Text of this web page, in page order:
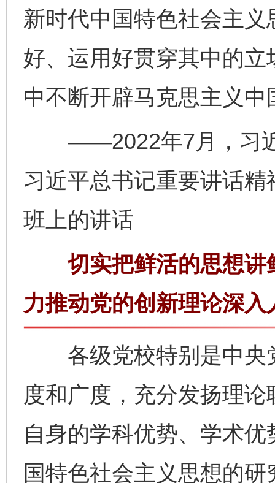
新时代中国特色社会主
好、运用好贯穿其中的
中不断开辟马克思主义
——2022年7月，习近
习近平总书记重要讲话
班上的讲话
切实把鲜活的思想讲
力推动党的创新理论深入
各级党校特别是中央
度和广度，充分发扬理
自身的学科优势、学术
国特色社会主义思想的